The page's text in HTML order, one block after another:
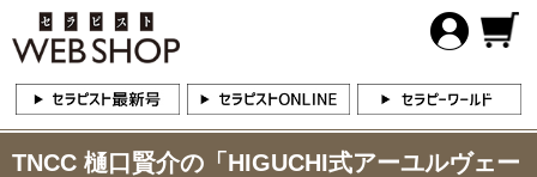
TNCC 樋口賢介の「HIGUCHI式アーユルヴェー